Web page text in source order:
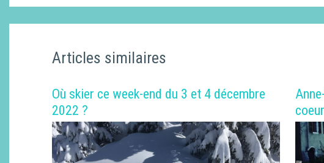
Articles similaires
Où skier ce week-end du 3 et 4 décembre
2022 ?
coeur